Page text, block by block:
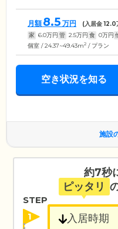
月額 8.5 万円 (入居金12.0
家 6.0万円 管 2.5万円 食 0万円
個室 / 24.37~49.43m2 / プラン
空き状況を知る
施設
約7秒
ピッタリ
STEP
1